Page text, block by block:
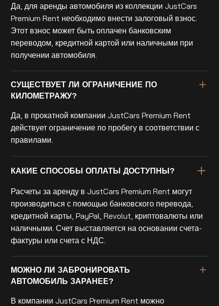
Да, для аренды автомобиля из коллекции JustCars
Premium Rent необходимо внести залоговый взнос.
Этот взнос может быть оплачен банковским
переводом, кредитной картой или наличными при
получении автомобиля.
СУЩЕСТВУЕТ ЛИ ОГРАНИЧЕНИЕ ПО
КИЛОМЕТРАЖУ?
Да, в прокатной компании JustCars Premium Rent
действует ограничение по пробегу в соответствии с
правилами.
КАКИЕ СПОСОБЫ ОПЛАТЫ ДОСТУПНЫ?
Расчеты за аренду в JustCars Premium Rent могут
производиться с помощью банковского перевода,
кредитной карты, PayPal, Revolut, криптовалюты или
наличными. Счет выставляется на основании счета-
фактуры или счета с НДС.
МОЖНО ЛИ ЗАБРОНИРОВАТЬ
АВТОМОБИЛЬ ЗАРАНЕЕ?
В компании JustCars Premium Rent можно